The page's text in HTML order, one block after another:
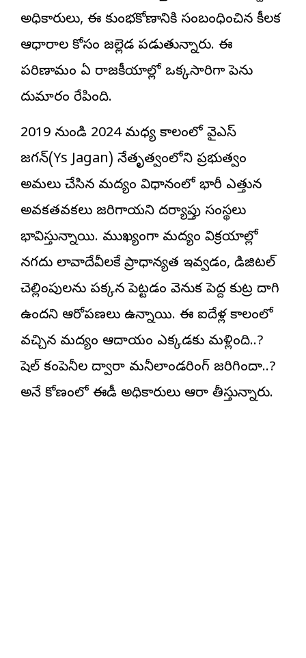
అధికారులు, ఈ కుంభకోణానికి సంబంధించిన కీలక
ఆధారాల కోసం జల్లెడ పడుతున్నారు. ఈ
పరిణామం ఏపీ రాజకీయాల్లో ఒక్కసారిగా పెను
దుమారం రేపింది.
2019 నుండి 2024 మధ్య కాలంలో వైఎస్
జగన్(Ys Jagan) నేతృత్వంలోని ప్రభుత్వం
అమలు చేసిన మద్యం విధానంలో భారీ ఎత్తున
అవకతవకలు జరిగాయని దర్యాప్తు సంస్థలు
భావిస్తున్నాయి. ముఖ్యంగా మద్యం విక్రయాల్లో
నగదు లావాదేవీలకే ప్రాధాన్యత ఇవ్వడం, డిజిటల్
చెల్లింపులను పక్కన పెట్టడం వెనుక పెద్ద కుట్ర దాగి
ఉందని ఆరోపణలు ఉన్నాయి. ఈ ఐదేళ్ల కాలంలో
వచ్చిన మద్యం ఆదాయం ఎక్కడకు మళ్లింది..?
షెల్ కంపెనీల ద్వారా మనీలాండరింగ్ జరిగిందా..?
అనే కోణంలో ఈడీ అధికారులు ఆరా తీస్తున్నారు.